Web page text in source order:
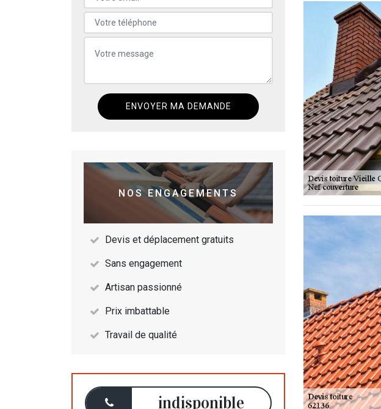
NOS ENGAGEMENTS
Devis et déplacement gratuits
Sans engagement
Artisan passionné
Prix imbattable
Travail de qualité
indisponible